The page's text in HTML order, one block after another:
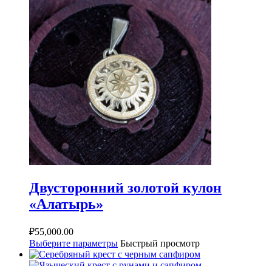
Двусторонний золотой кулон
«Алатырь»
₽55,000.00
Выберите параметры Быстрый просмотр